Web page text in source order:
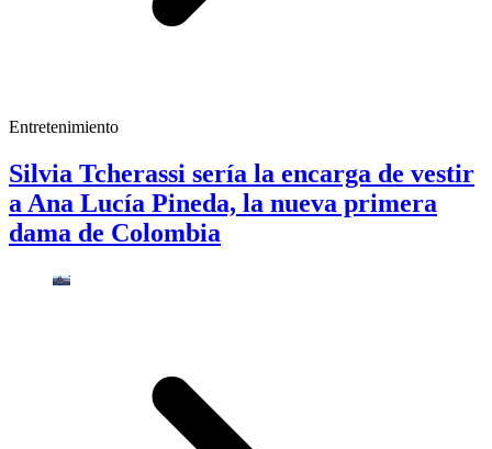
Entretenimiento
Silvia Tcherassi sería la encarga de vestir
a Ana Lucía Pineda, la nueva primera
dama de Colombia